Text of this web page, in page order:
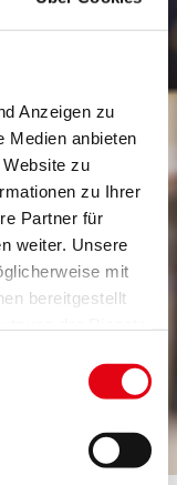
Anzeigen zu
Medien anbieten
zu
zu Ihrer
Partner für
weiter. Unsere
mit
bereitgestellt